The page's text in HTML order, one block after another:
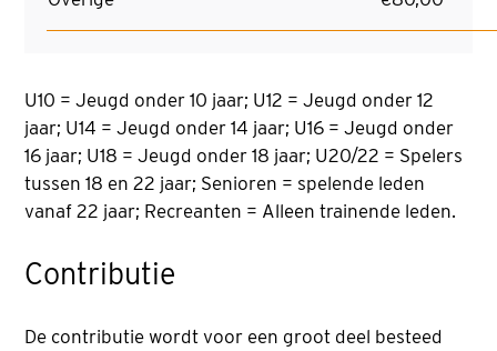
U10 = Jeugd onder 10 jaar; U12 = Jeugd onder 12
jaar; U14 = Jeugd onder 14 jaar; U16 = Jeugd onder
16 jaar; U18 = Jeugd onder 18 jaar; U20/22 = Spelers
tussen 18 en 22 jaar; Senioren = spelende leden
vanaf 22 jaar; Recreanten = Alleen trainende leden.
Contributie
De contributie wordt voor een groot deel besteed